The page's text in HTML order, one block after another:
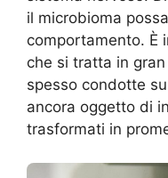
il microbioma
comportamento. È
che si tratta in
spesso condotte
ancora oggetto di
trasformati in